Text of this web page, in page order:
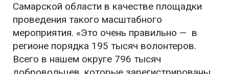
Самарской области в качестве площадки
проведения такого масштабного
мероприятия. «Это очень правильно — в
регионе порядка 195 тысяч волонтеров.
Всего в нашем округе 796 тысяч